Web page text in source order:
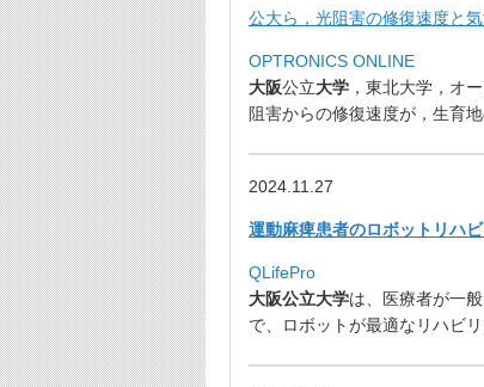
公大ら，光阻害の修復速度と
OPTRONICS ONLINE
大阪公立大学 ，東北大学，オ
阻害からの修復速度が，生育
2024.11.27
運動麻痺患者のロボットリハビ
QLifePro
大阪公立大学は、 医療者が一
で、
ロボットが最適なリハビ